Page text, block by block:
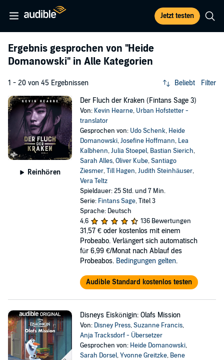
Jetzt testen
Ergebnis gesprochen von "Heide
Domanowski" in Alle Kategorien
1 - 20 von 45 Ergebnissen Beliebt Filter
Reinhören
Der Fluch der Kraken (Fintans Sage 3)
Von: Kevin Hearne, Urban Hofstetter -
translator
Gesprochen von: Udo Schenk, Heide
Domanowski,Josefine Hoffmann, Lea
Kalbhenn,Julia Stoepel, Bastian Sierich,
Sarah Alles,Oliver Kube,Santiago
Ziesmer,Till Hagen,Judith Steinhäuser,
Vera Teltz
Spieldauer: 25 Std. und 7 Min.
Serie: Fintans Sage, Titel 3
Sprache: Deutsch
4,6
136 Bewertungen
31,57 € oder kostenlos mit einem
Probeabo. Verlängert sich automatisch
für 6,99 €/Monat nach Ablauf des
Probeabos. Bedingungen gelten.
Audible Standard kostenlos testen
Disneys Eiskönigin: Olafs Mission
Von: Disney Press,Suzanne Francis,
Anja Tracksdorf - Übersetzer
Gesprochen von: Heide Domanowski,
Sarah Dorsel,Yvonne Greitzke, Bene